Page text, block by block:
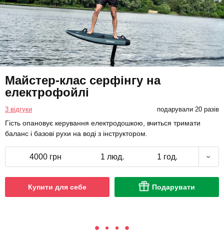
Майстер-клас серфінгу на
електрофойлі
3 відгуки подарували 20 разів
Гість опановує керування електродошкою, вчиться тримати
баланс і базові рухи на воді з інструктором.
4000 грн 1 люд. 1 год.
Купити для себе Подарувати